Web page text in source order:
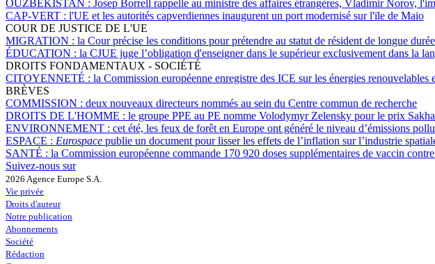
OUZBÉKISTAN : Josep Borrell rappelle au ministre des affaires étrangères, Vladimir Norov,
CAP-VERT : l'UE et les autorités capverdiennes inaugurent un port modernisé sur l'ïle de Maio
COUR DE JUSTICE DE L'UE
MIGRATION : la Cour précise les conditions pour prétendre au statut de résident de longue
ÉDUCATION : la CJUE juge l’obligation d'enseigner dans le supérieur exclusivement dans la
DROITS FONDAMENTAUX - SOCIÉTÉ
CITOYENNETÉ : la Commission européenne enregistre des ICE sur les énergies renouvelables
BRÈVES
COMMISSION : deux nouveaux directeurs nommés au sein du Centre commun de recherche
DROITS DE L'HOMME : le groupe PPE au PE nomme Volodymyr Zelensky pour le prix
ENVIRONNEMENT : cet été, les feux de forêt en Europe ont généré le niveau d’émissions
ESPACE : Eurospace publie un document pour lisser les effets de l’inflation sur l’industrie
SANTÉ : la Commission européenne commande 170 920 doses supplémentaires de vaccin
Suivez-nous sur
2026 Agence Europe S.A.
Vie privée
Droits d'auteur
Notre publication
Abonnements
Société
Rédaction